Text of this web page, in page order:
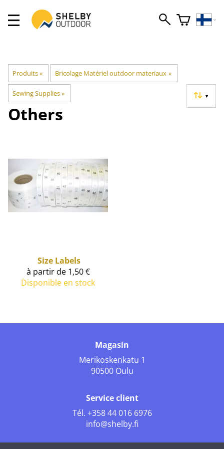
Produits‪» Bricolage Matériel outdoor materiaux ‪»
Sewing Supplies‪» ▼
Others
Size Labels
à partir de 1,50 €
Disponible en stock
Magasin
Merikoskenkatu 1
90500 Oulu
Service client
Tél. +358 44 016 6976
info@shelby.fi